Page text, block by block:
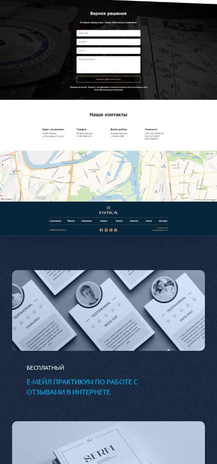
БЕСПЛАТНЫЙ
Е-МЕЙЛ ПРАКТИКУМ ПО РАБОТЕ С
ОТЗЫВАМИ В ИНТЕРНЕТЕ